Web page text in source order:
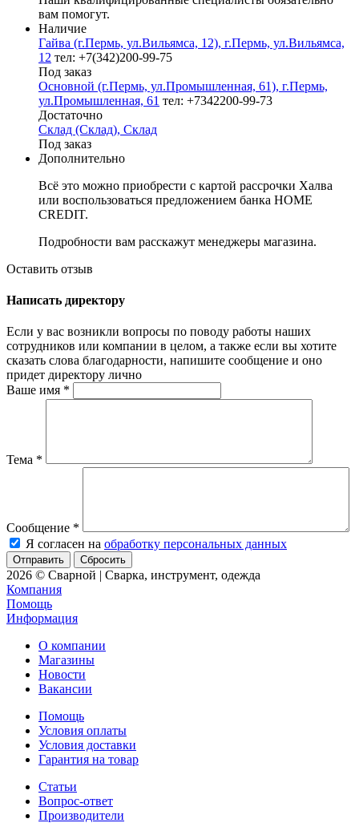
вам помогут.
Наличие
Гайва (г.Пермь, ул.Вильямса, 12), г.Пермь, ул.Вильямса,
12 тел: +7(342)200-99-75
Под заказ
Основной (г.Пермь, ул.Промышленная, 61), г.Пермь,
ул.Промышленная, 61 тел: +7342200-99-73
Достаточно
Склад (Склад), Склад
Под заказ
Дополнительно
Всё это можно приобрести с картой рассрочки Халва
или воспользоваться предложением банка HOME
CREDIT.
Подробности вам расскажут менеджеры магазина.
Оставить отзыв
Написать директору
Если у вас возникли вопросы по поводу работы наших
сотрудников или компании в целом, а также если вы хотите
сказать слова благодарности, напишите сообщение и оно
придет директору лично
Ваше имя *
Тема *
Сообщение *
Я согласен на обработку персональных данных
Сбросить
2026 © Сварной | Сварка, инструмент, одежда
Компания
Помощь
Информация
О компании
Магазины
Новости
Вакансии
Помощь
Условия оплаты
Условия доставки
Гарантия на товар
Статьи
Вопрос-ответ
Производители